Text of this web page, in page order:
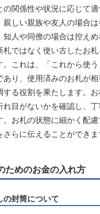
の関係性や状況に応じて
親しい親族や友人の場合
知人や同僚の場合は控えめ
札ではなく使い古したお
。これは、「これから使
あり、使用済みのお札が
する役割を果たします。
れ目がないかを確認し、
。お札の状態に細かく配慮
らに伝えることができま
ためのお金の入れ方
の封筒について